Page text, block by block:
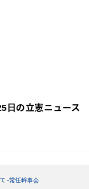
日の立憲ニュース
-常任幹事会